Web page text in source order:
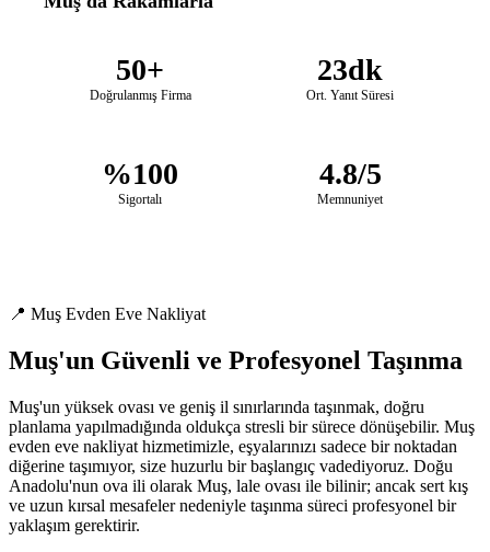
50+
Doğrulanmış Firma
23dk
Ort. Yanıt Süresi
%100
Sigortalı
4.8/5
Memnuniyet
📍 Muş Evden Eve Nakliyat
Muş'un Güvenli ve Profesyonel Taşınma
Muş'un yüksek ovası ve geniş il sınırlarında taşınmak, doğru
planlama yapılmadığında oldukça stresli bir sürece dönüşebilir. Muş
evden eve nakliyat hizmetimizle, eşyalarınızı sadece bir noktadan
diğerine taşımıyor, size huzurlu bir başlangıç vadediyoruz. Doğu
Anadolu'nun ova ili olarak Muş, lale ovası ile bilinir; ancak sert kış
ve uzun kırsal mesafeler nedeniyle taşınma süreci profesyonel bir
yaklaşım gerektirir.